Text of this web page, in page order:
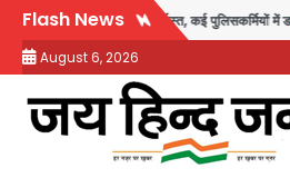
Skip
content
Flash News
गिरफ्तार, सेवा से बर्खास्त, कई पुलिसकर्मियों में डर
August 6, 2026